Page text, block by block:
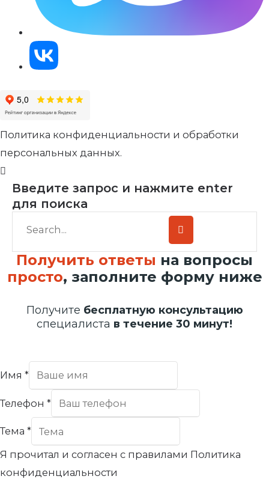
Политика конфиденциальности и обработки
персональных данных.
Введите запрос и нажмите enter
для поиска
Получить ответы на вопросы
просто, заполните форму ниже
Получите бесплатную консультацию
специалиста в течение 30 минут!
Имя *
Телефон *
Тема *
Я прочитал и согласен с правилами Политика
конфиденциальности